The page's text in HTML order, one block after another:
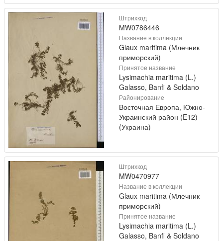
Штрихкод
MW0786446
Название в коллекции
Glaux maritima (Млечник
приморский)
Принятое название
Lysimachia maritima (L.)
Galasso, Banfi & Soldano
Районирование
Восточная Европа, Южно-
Украинский район (E12)
(Украина)
Штрихкод
MW0470977
Название в коллекции
Glaux maritima (Млечник
приморский)
Принятое название
Lysimachia maritima (L.)
Galasso, Banfi & Soldano